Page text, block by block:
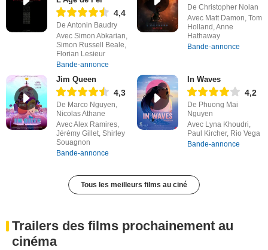
4,4
De Antonin Baudry
Avec Simon Abkarian,
Simon Russell Beale,
Florian Lesieur
Bande-annonce
De Christopher Nolan
Avec Matt Damon, Tom
Holland, Anne
Hathaway
Bande-annonce
Jim Queen
4,3
De Marco Nguyen,
Nicolas Athane
Avec Alex Ramires,
Jérémy Gillet, Shirley
Souagnon
Bande-annonce
In Waves
4,2
De Phuong Mai
Nguyen
Avec Lyna Khoudri,
Paul Kircher, Rio Vega
Bande-annonce
Tous les meilleurs films au ciné
Trailers des films prochainement au
cinéma